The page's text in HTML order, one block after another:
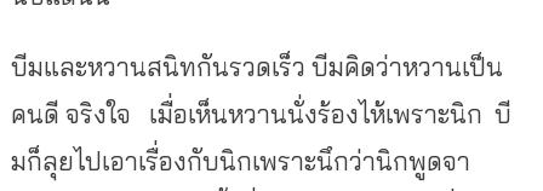
บีมและหวานสนิทกันรวดเร็ว บีมคิดว่าหวานเป็น
คนดี จริงใจ
เมื่อเห็นหวานนั่งร้องไห้เพราะนิก บี
มก็ลุยไปเอาเรื่องกับนิกเพราะนึกว่านิกพูดจา